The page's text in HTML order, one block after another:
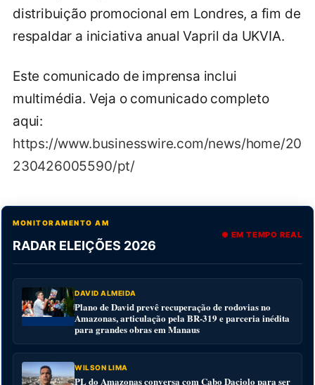
distribuição promocional em Londres, a fim de
respaldar a iniciativa anual Vapril da UKVIA.
Este comunicado de imprensa inclui
multimédia. Veja o comunicado completo
aqui:
https://www.businesswire.com/news/home/20
230426005590/pt/
MONITORAMENTO AM
RADAR ELEIÇÕES 2026
● EM TEMPO REAL
DAVID ALMEIDA
Plano de David prevê recuperação de rodovias no
Amazonas, articulação pela BR-319 e parceria inédita
para grandes obras em Manaus
WILSON LIMA
PL do Amazonas conversa com Cabo Daciolo para ser